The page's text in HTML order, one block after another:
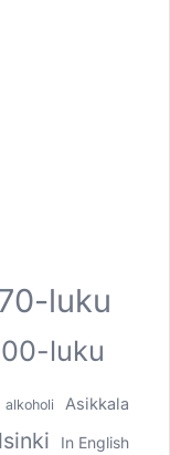
luku
luku
alkoholi Asikkala
In English